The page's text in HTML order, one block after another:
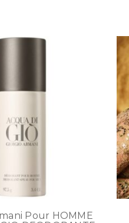
Pour HOMME